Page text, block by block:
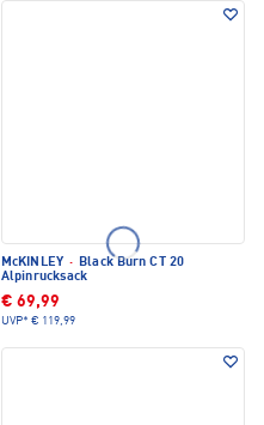
McKINLEY · Black Burn CT 20
Alpinrucksack
€ 69,99
UVP* € 119,99